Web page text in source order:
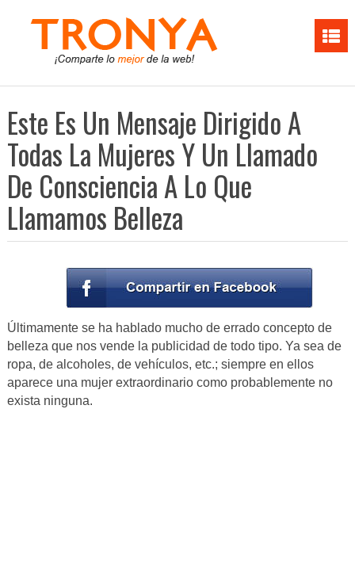
Este Es Un Mensaje Dirigido A
Todas La Mujeres Y Un Llamado
De Consciencia A Lo Que
Llamamos Belleza
Últimamente se ha hablado mucho de errado concepto de
belleza que nos vende la publicidad de todo tipo. Ya sea de
ropa, de alcoholes, de vehículos, etc.; siempre en ellos
aparece una mujer extraordinario como probablemente no
exista ninguna.